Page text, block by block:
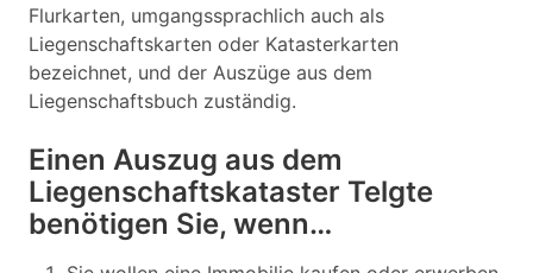
Flurkarten, umgangssprachlich auch als
Liegenschaftskarten oder Katasterkarten
bezeichnet, und der Auszüge aus dem
Liegenschaftsbuch zuständig.
Einen Auszug aus dem
Liegenschaftskataster Telgte
benötigen Sie, wenn…